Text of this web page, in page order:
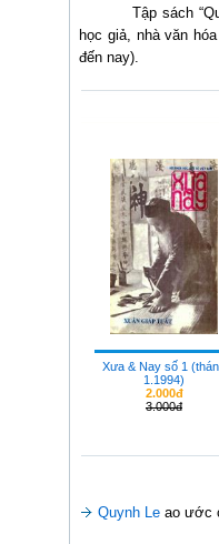
Tập sách
học giả, nhà văn
đến nay).
Xưa & Nay số 1
1.1994)
2.000đ
3.000đ
Quynh Leao ước